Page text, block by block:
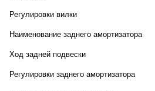
Регулировки вилки
Наименование заднего амортизатора
Ход задней подвески
Регулировки заднего амортизатора